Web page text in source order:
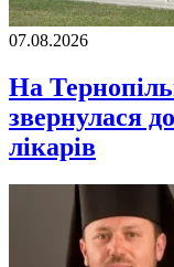
07.08.2026
На
звернулася
лікарів